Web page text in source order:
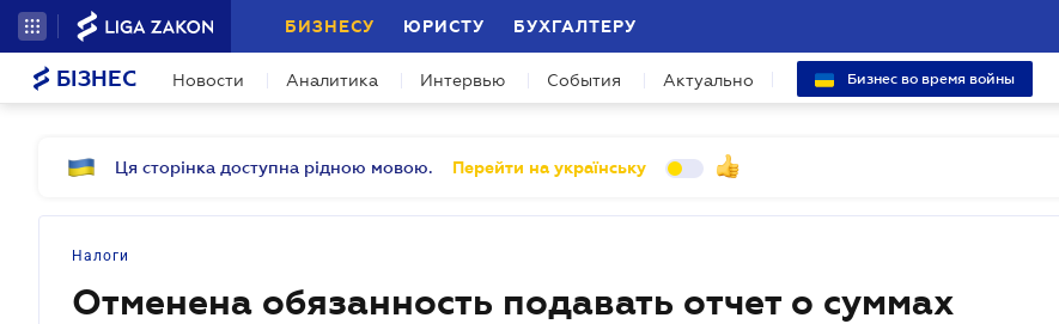
БИЗНЕСУ ЮРИСТУ БУХГАЛТЕРУ
БІЗНЕС Новости Аналитика Интервью События Актуально Бизнес во время войны
Ця сторінка доступна рідною мовою. Перейти на українську
Налоги
Отменена обязанность подавать отчет о суммах